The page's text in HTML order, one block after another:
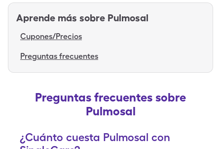
Aprende más sobre Pulmosal
Cupones/Precios
Preguntas frecuentes
Preguntas frecuentes sobre
Pulmosal
¿Cuánto cuesta Pulmosal con